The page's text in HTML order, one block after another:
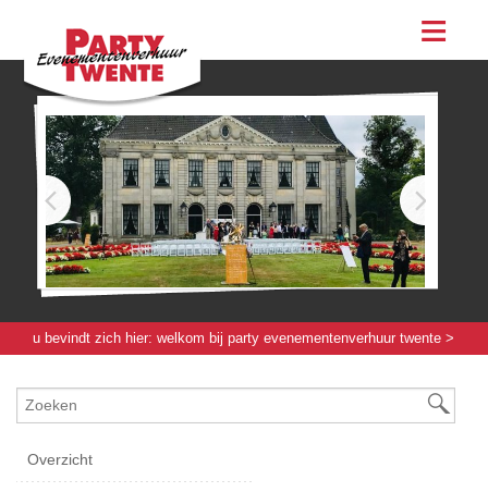
assortiment
evenementen
feesten
bestellen
contact
u bevindt zich hier: welkom bij party evenementenverhuur twente >
Overzicht